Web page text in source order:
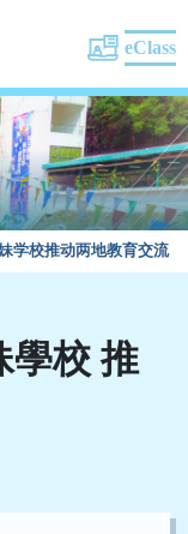
eClass
学校推动两地教育交流
學校 推